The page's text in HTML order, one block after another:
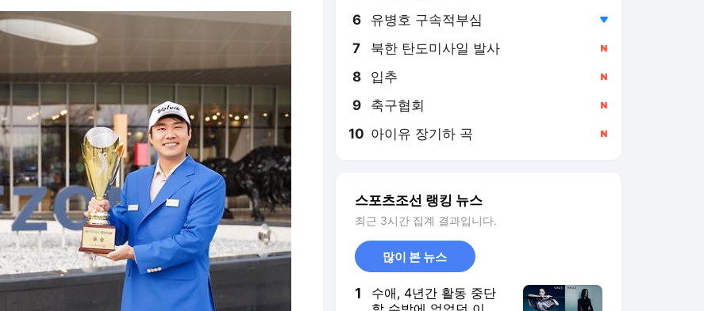
6 유병호 구속적부심
7 북한 탄도미사일 발사
8 입추
9 축구협회
10 아이유 장기하 곡
스포츠조선 랭킹 뉴스
최근 3시간 집계 결과입니다.
많이 본 뉴스
1
수애, 4년간 활동 중단